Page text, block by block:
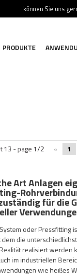
können Sie uns
PRODUKTE
13 - page 1/2 « 1
Art Anlagen
für die
oder Pressfitting
dem die
realisiert werden
im industriellen
wie heißes